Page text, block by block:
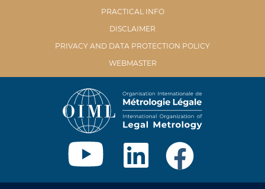
PRACTICAL INFO
DISCLAIMER
PRIVACY AND DATA PROTECTION POLICY
WEBMASTER